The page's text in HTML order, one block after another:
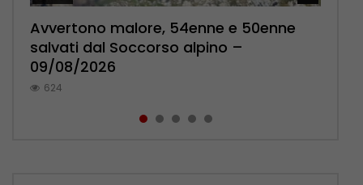
Avvertono malore, 54enne e 50enne
salvati dal Soccorso alpino –
09/08/2026
624
Alpinisti morti in Nepal, i familiari di
Marco Di Marcello a Katmandu –
09/08/2026
569
Presentato il 24° festival folk di
Carpinone – 09/08/2026
571
Kebabbaro ritrovo di pregiudicati, Fdi
pressa la sindaca Forte – 09/08/2026
1.4K
Primo pari per il Napoli di Max Allegri: 1-1
contro il Celta Vigo – 09/08/2026
381